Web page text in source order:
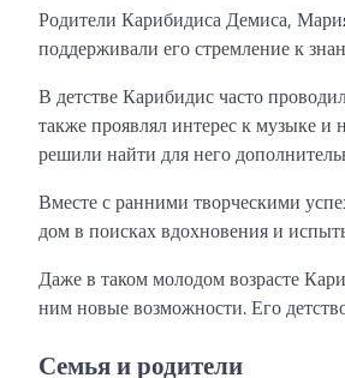
Родители Карибидиса Демиса,
поддерживали его стремление к
В детстве Карибидис часто
также проявлял интерес к музыке и
решили найти для него
Вместе с ранними творческими
дом в поисках вдохновения и
Даже в таком молодом возрасте
ним новые возможности. Его
Семья и родители